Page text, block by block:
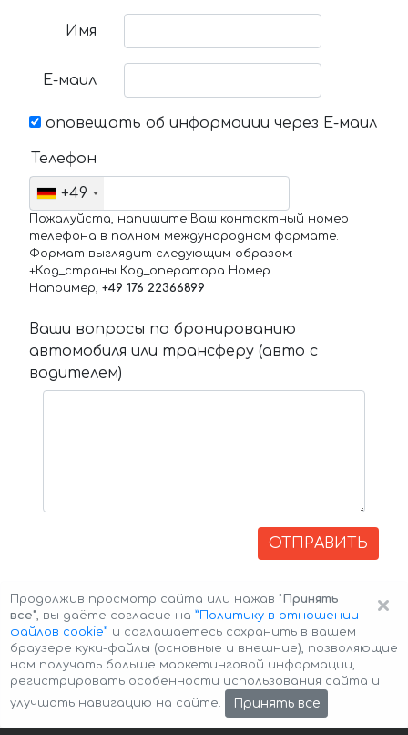
Имя
Е-маил
оповещать об информации через Е-маил
Телефон
+49
Пожалуйста, напишите Ваш контактный номер
телефона в полном международном формате.
Формат выглядит следующим образом:
+Код_страны Код_оператора Номер
Например, +49 176 22366899
Ваши вопросы по бронированию
автомобиля или трансферу (авто с
водителем)
ОТПРАВИТЬ
Авторские права © 2026 Авто-Аренда Cookie Policy
×
Продолжив просмотр сайта или нажав "Принять
все", вы даёте согласие на ”Политику в отношении
файлов cookie” и соглашаетесь сохранить в вашем
браузере куки-файлы (основные и внешние), позволяющие
нам получать больше маркетинговой информации,
регистрировать особенности использования сайта и
улучшать навигацию на сайте.
Принять все